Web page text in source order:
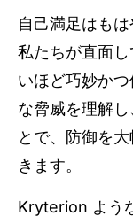
自己満足はも
私たちが直面
いほど巧妙か
な脅威を理解
とで、防御を
きます。
Kryterion よう